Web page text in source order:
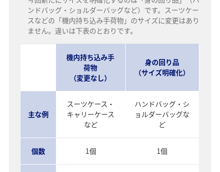
ンドバッグ・ショルダーバッグなど）です。スーツケー
スなどの「機内持ち込み手荷物」のサイズに変更はあり
ません。違いは下表のとおりです。
機内持ち込み手
荷物
（変更なし）
身の回り品
（サイズ明確化）
主な例
スーツケース・
キャリーケース
など
ハンドバッグ・シ
ョルダーバッグな
ど
個数 1個 1個